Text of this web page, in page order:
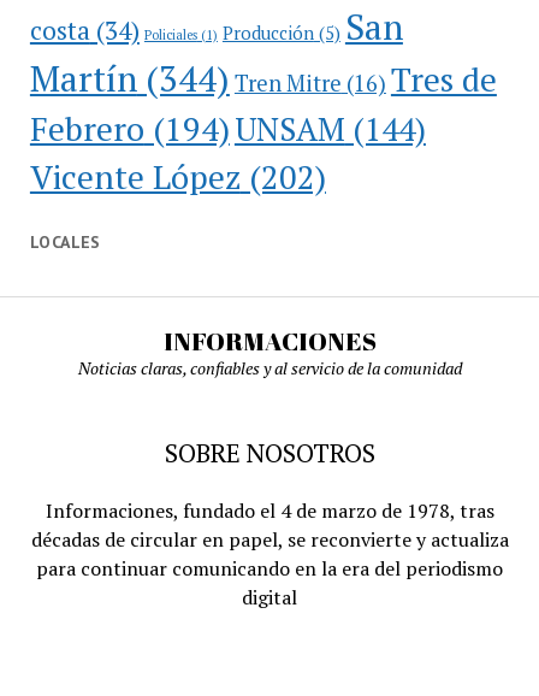
costa(34) Policiales(1) Producción(5) San
Martín(344) Tren Mitre (16) Tres de
Febrero (194)UNSAM (144)
Vicente López (202)
LOCALES
INFORMACIONES
Noticias claras, confiables y al servicio de la comunidad
SOBRE NOSOTROS
Informaciones, fundado el 4 de marzo de 1978, tras
décadas de circular en papel, se reconvierte y actualiza
para continuar comunicando en la era del periodismo
digital